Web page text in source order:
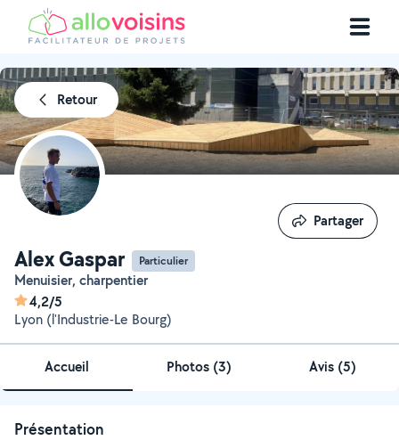
Retour
Alex Gaspar Particulier
Menuisier, charpentier
4,2/5
Lyon (l'Industrie-Le Bourg)
Partager
Partager
Accueil Photos (3) Avis (5)
Présentation